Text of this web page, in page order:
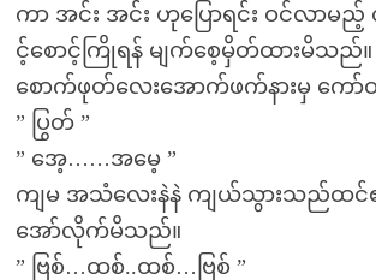
ကာ အင်း အင်း ဟုပြောရင်း ဝင်လာမ
င့်စောင့်ကြိုရန် မျက်စေ့မှိတ်ထားမိသည်
စောက်ဖုတ်လေးအောက်ဖက်နားမှ ကော်ဝ
” ပြွတ် ”
” အေ့……အမေ့ ”
ကျမ အသံလေးနဲနဲ ကျယ်သွားသည်ထင်၏
အော်လိုက်မိသည်။
” ဗြစ်…ထစ်..ထစ်…ဗြစ် ”